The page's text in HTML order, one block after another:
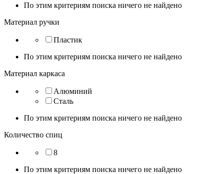
По этим критериям поиска ничего не найдено
Материал ручки
Пластик
По этим критериям поиска ничего не найдено
Материал каркаса
Алюминий
Сталь
По этим критериям поиска ничего не найдено
Количество спиц
8
По этим критериям поиска ничего не найдено